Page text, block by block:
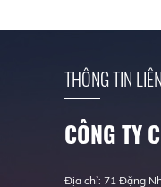
THÔNG TIN
CÔNG TY
Địa chỉ: 71 Đặng